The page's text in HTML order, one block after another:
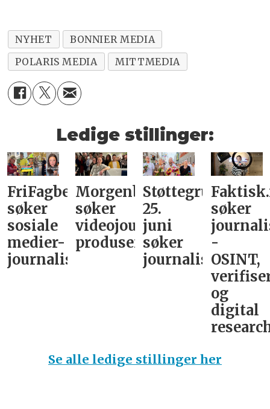
NYHET
BONNIER MEDIA
POLARIS MEDIA
MITTMEDIA
Ledige stillinger:
FriFagbevegelse
søker
sosiale
medier-
journalist
Morgenbladet
søker
videojournalist/podkast-
produsent
Støttegruppa
25.
juni
søker
journalist
søker
-
OSINT,
og
digital
Se alle ledige stillinger her